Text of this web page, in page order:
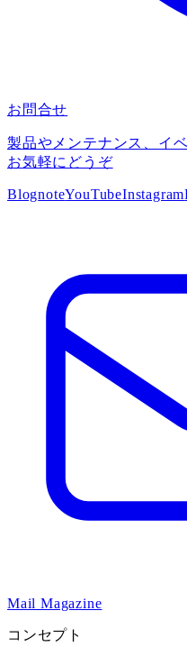
お問合せ
製品やメンテナンス、イ
お気軽にどうぞ
BlognoteYouTubeInstagram
Mail Magazine
コンセプト